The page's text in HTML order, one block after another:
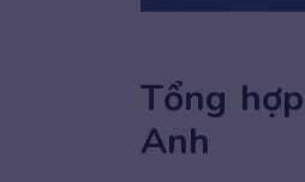
Tổng
Anh